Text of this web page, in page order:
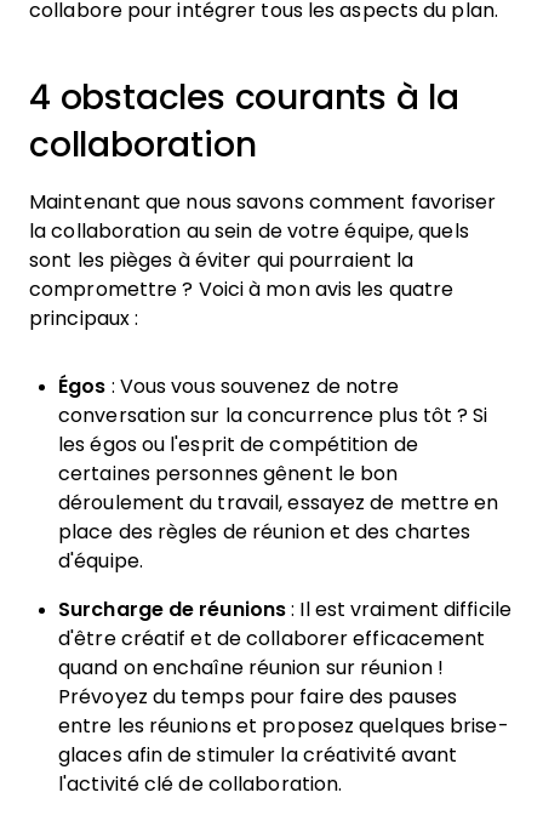
collabore pour intégrer tous les aspects du plan.
4 obstacles courants à la
collaboration
Maintenant que nous savons comment favoriser
la collaboration au sein de votre équipe, quels
sont les pièges à éviter qui pourraient la
compromettre ? Voici à mon avis les quatre
principaux :
Égos : Vous vous souvenez de notre
conversation sur la concurrence plus tôt ? Si
les égos ou l'esprit de compétition de
certaines personnes gênent le bon
déroulement du travail, essayez de mettre en
place des règles de réunion et des chartes
d'équipe.
Surcharge de réunions : Il est vraiment difficile
d'être créatif et de collaborer efficacement
quand on enchaîne réunion sur réunion !
Prévoyez du temps pour faire des pauses
entre les réunions et proposez quelques brise-
glaces afin de stimuler la créativité avant
l'activité clé de collaboration.